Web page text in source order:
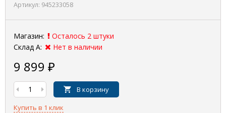
Артикул: 945233058
Магазин:
Осталось 2 штуки
Склад А:
Нет в наличии
9 899 ₽
В корзину
Купить в 1 клик